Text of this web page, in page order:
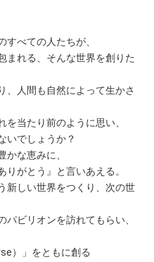
べての人たちが、
まれる、そんな世界を創りた
、人間も自然によって生かさ
を当たり前のように思い、
いでしょうか？
かな恵みに、
がとう』と言いあえる。
新しい世界をつくり、次の世
ビリオンを訪れてもらい、
）」をともに創る